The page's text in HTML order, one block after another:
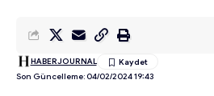
Son Güncelleme: 04/02/2024 19:43
HABERJOURNAL